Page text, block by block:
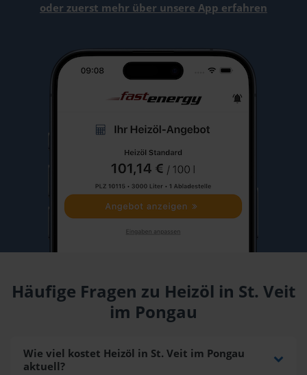
oder zuerst mehr über unsere App erfahren
Häufige Fragen zu Heizöl in St. Veit
im Pongau
Wie viel kostet Heizöl in St. Veit im Pongau
aktuell?